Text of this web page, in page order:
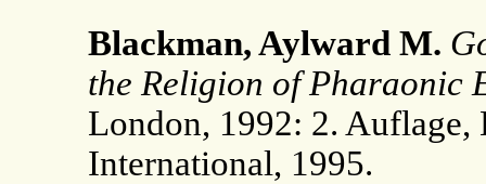
Blackman, Aylward M.
the Religion of Pharaonic
London, 1992: 2. Auflage,
International, 1995.